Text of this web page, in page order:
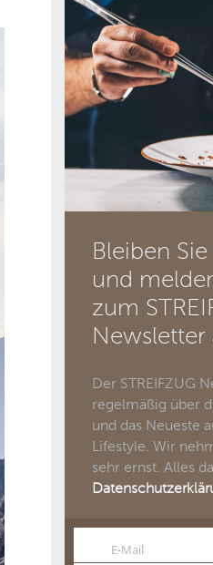
Bleiben
und
zum
Newsletter
Der STREIFZUG
regelmäßig über
und das Neueste
Lifestyle. Wir
sehr ernst. Alles
EmailE-Mail